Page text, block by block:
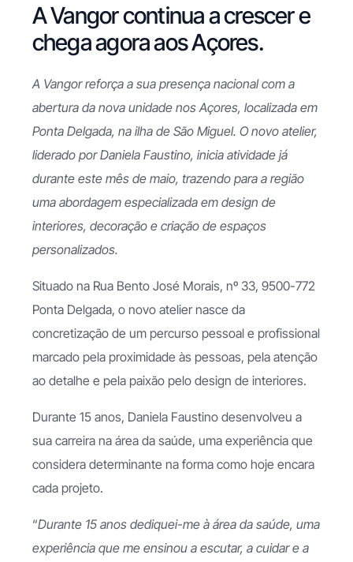
A Vangor continua a crescer e
chega agora aos Açores.
A Vangor reforça a sua presença nacional com a
abertura da nova unidade nos Açores, localizada em
Ponta Delgada, na ilha de São Miguel. O novo atelier,
liderado por Daniela Faustino, inicia atividade já
durante este mês de maio, trazendo para a região
uma abordagem especializada em design de
interiores, decoração e criação de espaços
personalizados.
Situado na Rua Bento José Morais, nº 33, 9500-772
Ponta Delgada, o novo atelier nasce da
concretização de um percurso pessoal e profissional
marcado pela proximidade às pessoas, pela atenção
ao detalhe e pela paixão pelo design de interiores.
Durante 15 anos, Daniela Faustino desenvolveu a
sua carreira na área da saúde, uma experiência que
considera determinante na forma como hoje encara
cada projeto.
“Durante 15 anos dediquei-me à área da saúde, uma
experiência que me ensinou a escutar, a cuidar e a